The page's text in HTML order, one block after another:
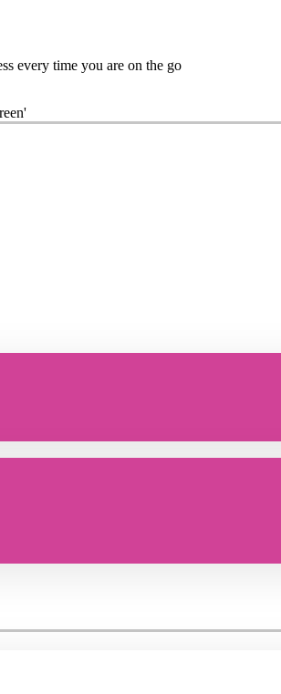
every time you are on the go